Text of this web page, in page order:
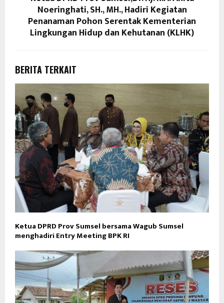
Noeringhati, SH., MH., Hadiri Kegiatan
Penanaman Pohon Serentak Kementerian
Lingkungan Hidup dan Kehutanan (KLHK)
BERITA TERKAIT
Ketua DPRD Prov Sumsel bersama Wagub Sumsel
menghadiri Entry Meeting BPK RI